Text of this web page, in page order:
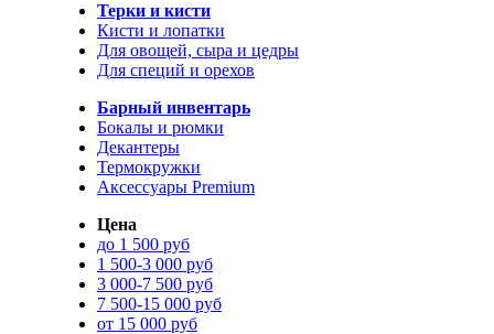
Терки и кисти
Кисти и лопатки
Для овощей, сыра и цедры
Для специй и орехов
Барный инвентарь
Бокалы и рюмки
Декантеры
Термокружки
Аксессуары Premium
Цена
до 1 500 руб
1 500-3 000 руб
3 000-7 500 руб
7 500-15 000 руб
от 15 000 руб